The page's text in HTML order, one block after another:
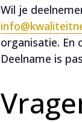
Wil je
organisatie. En
Deelname is